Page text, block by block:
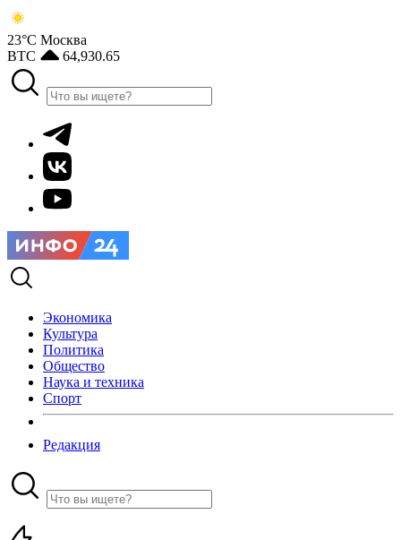
23°С Москва
BTC
64,930.65
Экономика
Культура
Политика
Общество
Наука и техника
Спорт
Редакция